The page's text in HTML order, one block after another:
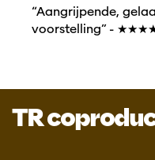
“Aangrijpende,
voorstelling” -
TR